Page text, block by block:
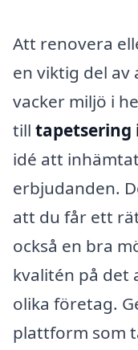
Att renovera
en viktig del av
vacker miljö i
till tapetsering
idé att
erbjudanden.
att du får ett
också en bra
kvalitén på det
olika företag.
plattform som